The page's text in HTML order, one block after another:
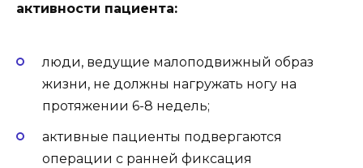
активности пациента:
люди, ведущие малоподвижный образ
жизни, не должны нагружать ногу на
протяжении 6-8 недель;
активные пациенты подвергаются
операции с ранней фиксация